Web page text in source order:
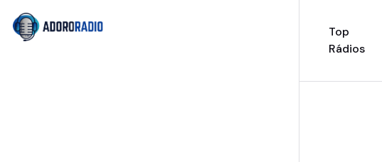
Top
Rádios